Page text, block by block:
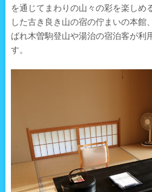
を通じてまわりの山々の彩を楽しめ
した古き良き山の宿の佇まいの本館
ばれ木曽駒登山や湯治の宿泊客が利
す。